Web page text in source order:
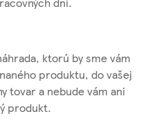
ktorú by sme vám
produktu, do vašej
tovar a nebude vám ani
produkt.